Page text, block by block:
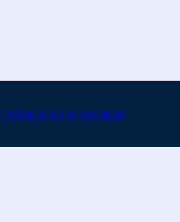
Políticas de privacidad